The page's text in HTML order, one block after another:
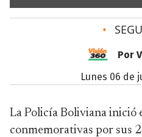
•
Por
lunes 06 de
La Policía Boliviana inició
conmemorativas por sus